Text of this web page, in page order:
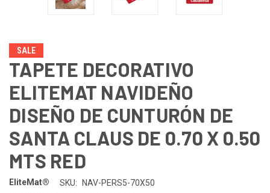
SALE
TAPETE DECORATIVO
ELITEMAT NAVIDEÑO
DISEÑO DE CUNTURÓN DE
SANTA CLAUS DE 0.70 X 0.50
MTS RED
EliteMat® SKU:
NAV-PERS5-70X50